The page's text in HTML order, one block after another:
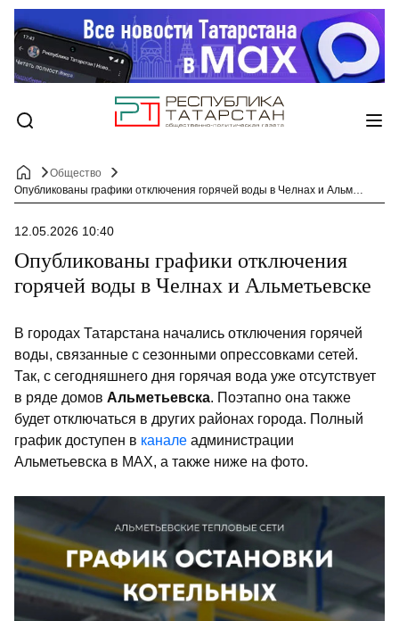
Общество
Опубликованы графики отключения горячей воды в Челнах и Альметьевске
12.05.2026 10:40
Опубликованы графики отключения
горячей воды в Челнах и Альметьевске
В городах Татарстана начались отключения горячей
воды, связанные с сезонными опрессовками сетей.
Так, с сегодняшнего дня горячая вода уже отсутствует
в ряде домов Альметьевска. Поэтапно она также
будет отключаться в других районах города. Полный
график доступен в канале администрации
Альметьевска в MAX, а также ниже на фото.